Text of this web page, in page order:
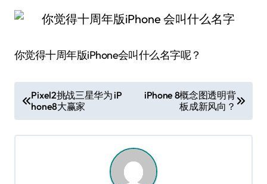
你觉得十周年版iPhone会叫什么名字呢？
章
导
Pixel2挑战三星华为 iP
hone8大赢家
iPhone 8概念图透明背
板成新风向？